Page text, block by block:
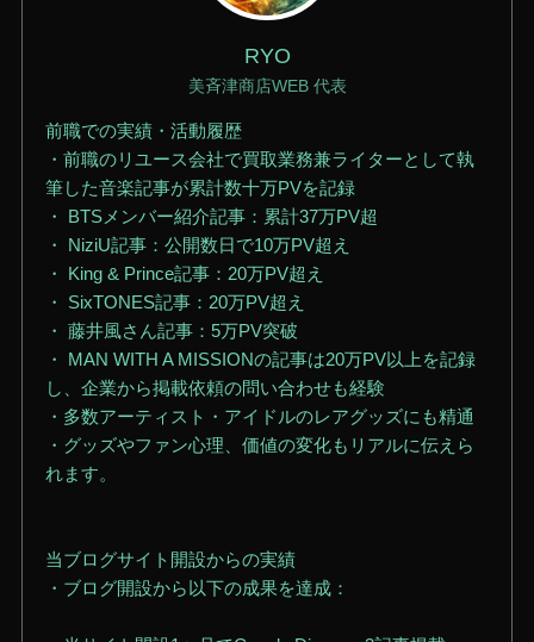
RYO
美斉津商店WEB 代表
前職での実績・活動履歴
・前職のリユース会社で買取業務兼ライターとして執
筆した音楽記事が累計数十万PVを記録
・ BTSメンバー紹介記事：累計37万PV超
・ NiziU記事：公開数日で10万PV超え
・ King & Prince記事：20万PV超え
・ SixTONES記事：20万PV超え
・ 藤井風さん記事：5万PV突破
・ MAN WITH A MISSIONの記事は20万PV以上を記録
し、企業から掲載依頼の問い合わせも経験
・多数アーティスト・アイドルのレアグッズにも精通
・グッズやファン心理、価値の変化もリアルに伝えら
れます。
当ブログサイト開設からの実績
・ブログ開設から以下の成果を達成：